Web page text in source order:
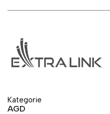
Kategorie
AGD